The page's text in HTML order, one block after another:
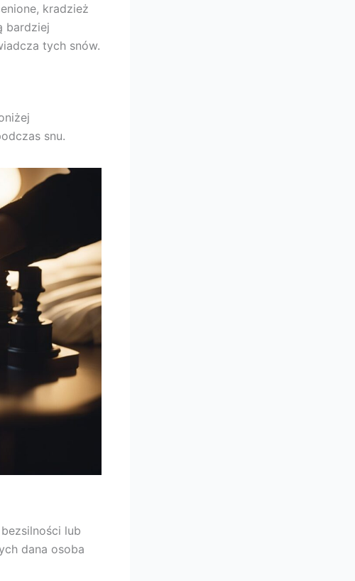
kradzież
bardziej
tych snów.
snu.
lub
dana osoba